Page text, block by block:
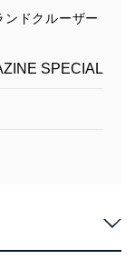
ドクルーザー
SPECIAL